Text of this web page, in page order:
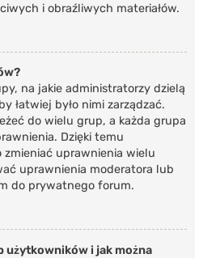
i obraźliwych materiałów.
na jakie administratorzy dzielą
łatwiej było nimi zarządzać.
do wielu grup, a każda grupa
Dzięki temu
uprawnienia wielu
uprawnienia moderatora lub
do prywatnego forum.
użytkowników i jak można